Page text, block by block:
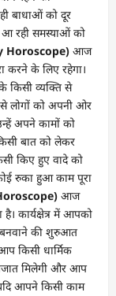
बाधाओं को दूर
आ रही समस्याओं को
Horoscope) आज
के लिए रहेगा।
किसी व्यक्ति से
लोगों को अपनी ओर
अपने कामों को
बात को लेकर
किए हुए वादे को
रुका हुआ काम पूरा
आज
कार्यक्षेत्र में आपको
की शुरुआत
किसी धार्मिक
मिलेगी और आप
आपने किसी काम